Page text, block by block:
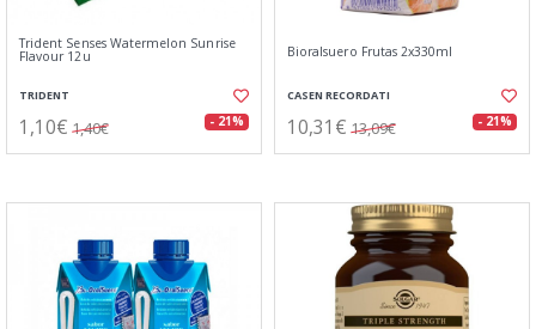
Trident Senses Watermelon Sunrise
Flavour 12u
TRIDENT
1,10€ 1,40€ - 21%
Bioralsuero Frutas 2x330ml
CASEN RECORDATI
10,31€ 13,09€ - 21%